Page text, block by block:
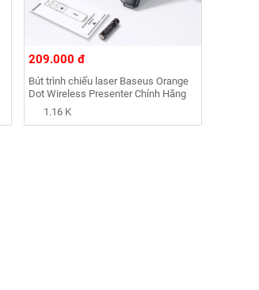
209.000 đ
Bút trình chiếu laser Baseus Orange
Dot Wireless Presenter Chính Hãng
1.16 K